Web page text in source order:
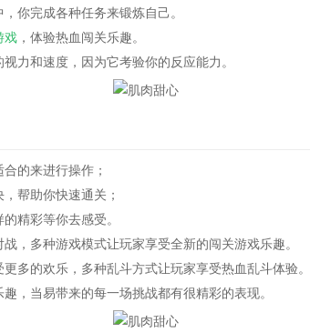
完成各种任务来锻炼自己。
戏 ，体验热血闯关乐趣。
和速度，因为它考验你的反应能力。
的来进行操作；
帮助你快速通关；
精彩等你去感受。
多种游戏模式让玩家享受全新的闯关游戏乐趣。
的欢乐，多种乱斗方式让玩家享受热血乱斗体验。
当易带来的每一场挑战都有很精彩的表现。